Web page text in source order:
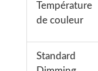
Température
de couleur
Standard